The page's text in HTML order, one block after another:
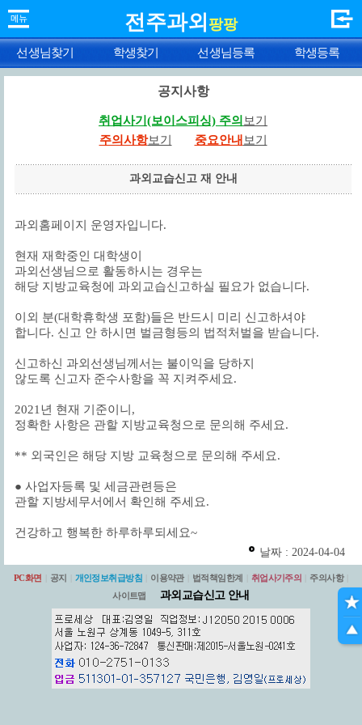
전주과외 팡팡
선생님찾기 학생찾기 선생님등록 학생등록
공지사항
취업사기(보이스피싱) 주의 보기
주의사항보기 중요안내 보기
과외교습신고 재 안내
과외홈페이지 운영자입니다.
현재 재학중인 대학생이
과외선생님으로 활동하시는 경우는
해당 지방교육청에 과외교습신고하실 필요가 없습니다.
이외 분(대학휴학생 포함)들은 반드시 미리 신고하셔야
합니다. 신고 안 하시면 벌금형등의 법적처벌을 받습니다.
신고하신 과외선생님께서는 불이익을 당하지
않도록 신고자 준수사항을 꼭 지켜주세요.
2021년 현재 기준이니,
정확한 사항은 관할 지방교육청으로 문의해 주세요.
** 외국인은 해당 지방 교육청으로 문의해 주세요.
● 사업자등록 및 세금관련등은
관할 지방세무서에서 확인해 주세요.
건강하고 행복한 하루하루되세요~
날짜 : 2024-04-04
PC화면 공지 개인정보취급방침 이용약관 법적책임한계 취업사기주의 주의사항
사이트맵
과외교습신고 안내